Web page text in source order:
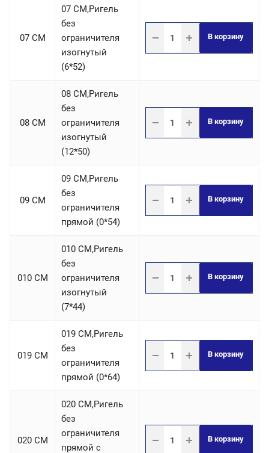
07 СM
07 СM,Ригель
без
ограничителя
изогнутый
(6*52)
В корзину
08 СM
08 СM,Ригель
без
ограничителя
изогнутый
(12*50)
В корзину
09 СM
09 СM,Ригель
без
ограничителя
прямой (0*54)
В корзину
010 СM
010 СM,Ригель
без
ограничителя
изогнутый
(7*44)
В корзину
019 СM
019 СM,Ригель
без
ограничителя
прямой (0*64)
В корзину
020 СM
020 СM,Ригель
без
ограничителя
прямой с
В корзину